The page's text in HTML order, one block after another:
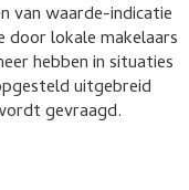
van waarde-indicatie
door lokale makelaars
hebben in situaties
uitgebreid
gevraagd.